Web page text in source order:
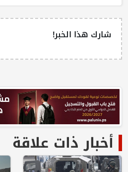
شارك هذا الخبر!
أخبار ذات علاقة